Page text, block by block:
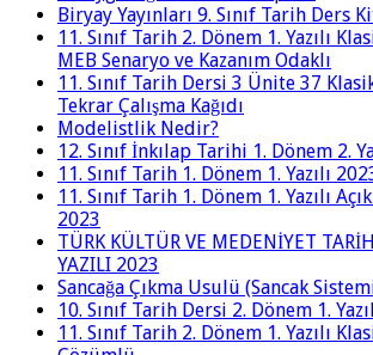
Biryay Yayınları 9. Sınıf Tarih Ders
11. Sınıf Tarih 2. Dönem 1. Yazılı
MEB Senaryo ve Kazanım Odaklı
11. Sınıf Tarih Dersi 3 Ünite 37
Tekrar Çalışma Kağıdı
Modelistlik Nedir?
12. Sınıf İnkılap Tarihi 1. Dönem 2.
11. Sınıf Tarih 1. Dönem 1. Yazılı
11. Sınıf Tarih 1. Dönem 1. Yazılı
2023
TÜRK KÜLTÜR VE MEDENİYET
YAZILI 2023
Sancağa Çıkma Usulü (Sancak
10. Sınıf Tarih Dersi 2. Dönem 1.
11. Sınıf Tarih 2. Dönem 1. Yazılı